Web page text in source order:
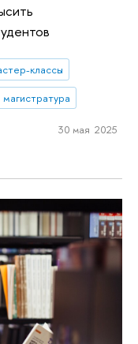
классы
магистратура
30 мая 2025